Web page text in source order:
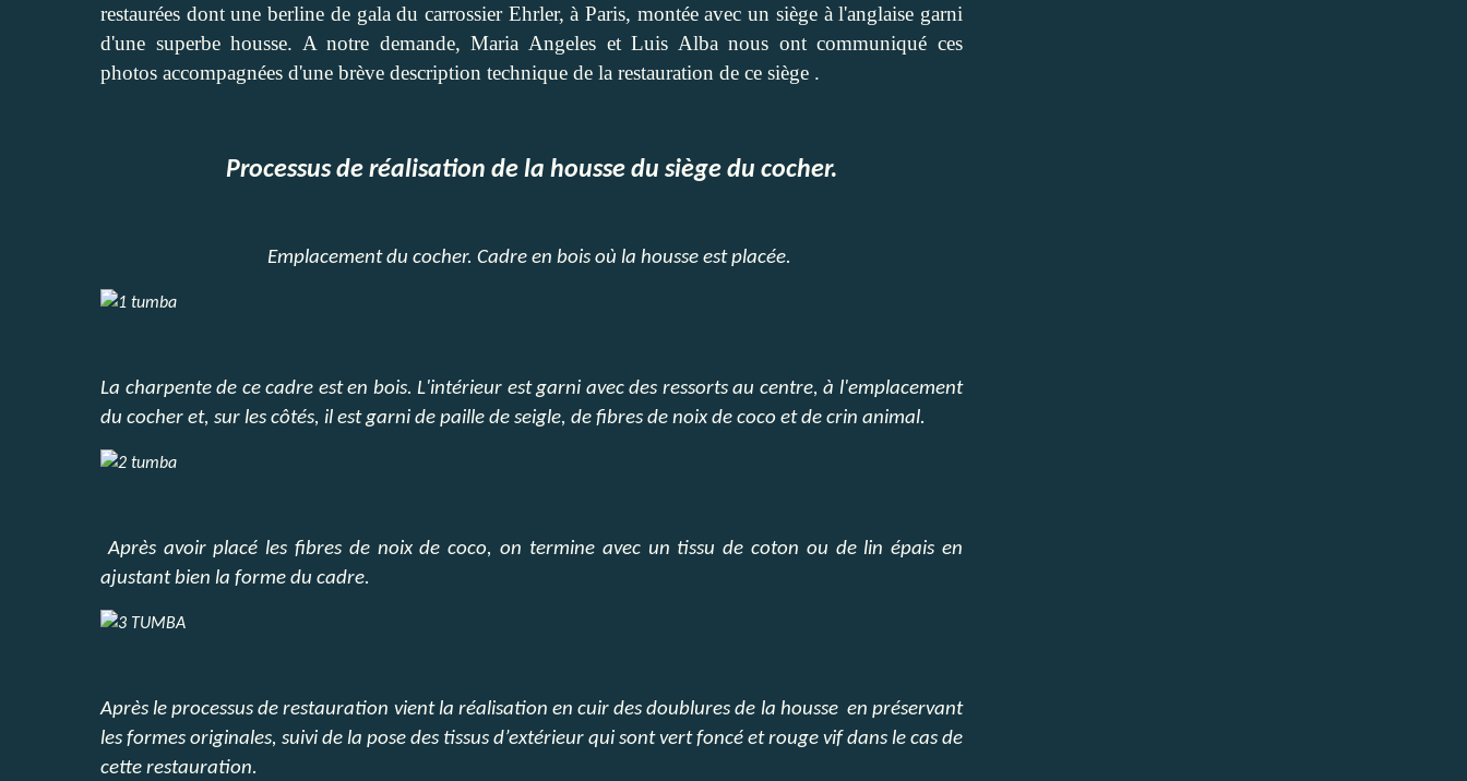
restaurées dont une berline de gala du carrossier Ehrler, à Paris, montée avec un siège à l'anglaise garni
d'une superbe housse. A notre demande, Maria Angeles et Luis Alba nous ont communiqué ces
photos accompagnées d'une brève description technique de la restauration de ce siège .
Processus de réalisation de la housse du siège du cocher.
Emplacement du cocher. Cadre en bois où la housse est placée.
La charpente de ce cadre est en bois. L'intérieur est garni avec des ressorts au centre, à l'emplacement
du cocher et, sur les côtés, il est garni de paille de seigle, de fibres de noix de coco et de crin animal.
Après avoir placé les fibres de noix de coco, on termine avec un tissu de coton ou de lin épais en
ajustant bien la forme du cadre.
Après le processus de restauration vient la réalisation en cuirdes doublures de la housse en préservant
les formes originales, suivi de la pose des tissus d’extérieur qui sont vert foncé et rouge vif dans le cas de
cette restauration.